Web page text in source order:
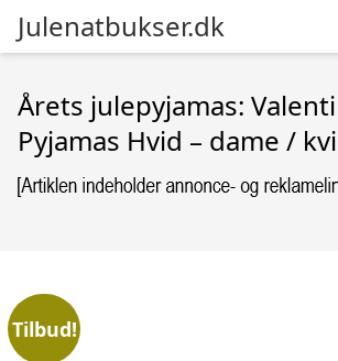
Julenatbukser.dk
Årets julepyjamas:
Pyjamas Hvid – dame /
Tilbud!